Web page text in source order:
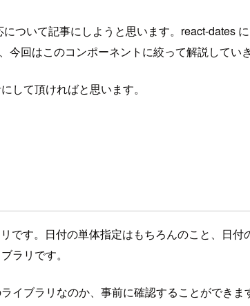
ついて記事にしようと思います。react-dates
今回はこのコンポーネントに絞って解説してい
して頂ければと思います。
です。日付の単体指定はもちろんのこと、日
ラリです。
イブラリなのか、事前に確認することができま